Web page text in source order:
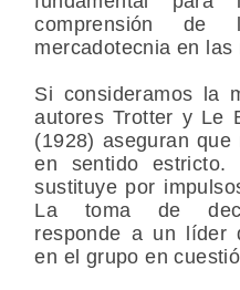
comprensión
mercadotecnia en las
Si consideramos la
autores Trotter y Le
(1928) aseguran
en sentido estricto.
sustituye por
La toma de
responde a un líder
en el grupo en